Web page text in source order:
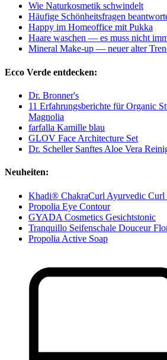
Wie Naturkosmetik schwindelt
Häufige Schönheitsfragen
Happy im Homeoffice mit Pukka
Haare waschen — es muss nicht
Mineral Make-up — neuer alter
Ecco Verde entdecken:
Dr. Bronner's
11 Erfahrungsberichte für Organic
Magnolia
farfalla Kamille blau
GLOV Face Architecture Set
Dr. Scheller Sanftes Aloe Vera
Neuheiten:
Khadi® ChakraCurl Ayurvedic Curl
Propolia Eye Contour
GYADA Cosmetics Gesichtstonic
Tranquillo Seifenschale Douceur
Propolia Active Soap